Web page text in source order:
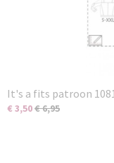
It's a fits patroon
€ 3,50€ 6,95